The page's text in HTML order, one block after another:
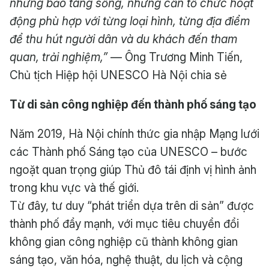
những bảo tàng sống, nhưng cần tổ chức hoạt
động phù hợp với từng loại hình, từng địa điểm
để thu hút người dân và du khách đến tham
quan, trải nghiệm,”— Ông Trương Minh Tiến,
Chủ tịch Hiệp hội UNESCO Hà Nội chia sẻ
Từ di sản công nghiệp đến thành phố sáng tạo
Năm 2019, Hà Nội chính thức gia nhập Mạng lưới
các Thành phố Sáng tạo của UNESCO – bước
ngoặt quan trọng giúp Thủ đô tái định vị hình ảnh
trong khu vực và thế giới.
Từ đây, tư duy “phát triển dựa trên di sản” được
thành phố đẩy mạnh, với mục tiêu chuyển đổi
không gian công nghiệp cũ thành không gian
sáng tạo, văn hóa, nghệ thuật, du lịch và cộng